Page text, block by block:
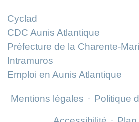
Cyclad
CDC Aunis Atlantique
Préfecture de la Charente-
Intramuros
Emploi en Aunis Atlantique
Mentions légales - Politique
-